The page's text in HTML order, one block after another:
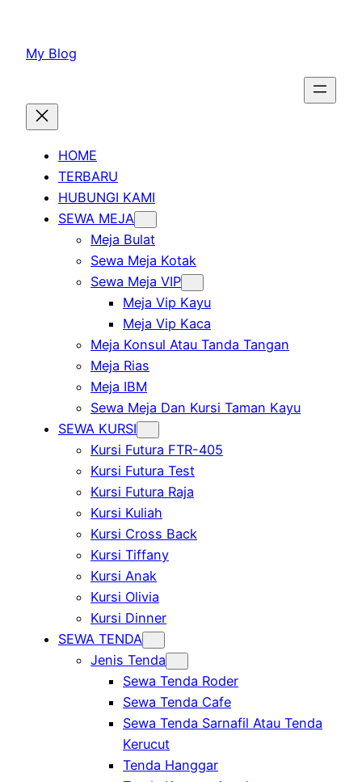
konten
My Blog
HOME
TERBARU
HUBUNGI KAMI
SEWA MEJA
Meja Bulat
Sewa Meja Kotak
Sewa Meja VIP
Meja Vip Kayu
Meja Vip Kaca
Meja Konsul Atau Tanda Tangan
Meja Rias
Meja IBM
Sewa Meja Dan Kursi Taman Kayu
SEWA KURSI
Kursi Futura FTR-405
Kursi Futura Test
Kursi Futura Raja
Kursi Kuliah
Kursi Cross Back
Kursi Tiffany
Kursi Anak
Kursi Olivia
Kursi Dinner
SEWA TENDA
Jenis Tenda
Sewa Tenda Roder
Sewa Tenda Cafe
Sewa Tenda Sarnafil Atau Tenda
Kerucut
Tenda Hanggar